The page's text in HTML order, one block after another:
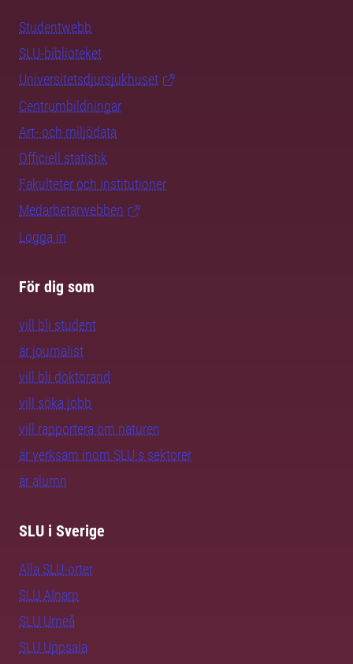
Studentwebb
SLU-biblioteket
Universitetsdjursjukhuset
Centrumbildningar
Art- och miljödata
Officiell statistik
Fakulteter och institutioner
Medarbetarwebben
Logga in
För dig som
vill bli student
är journalist
vill bli doktorand
vill söka jobb
vill rapportera om naturen
är verksam inom SLU:s sektorer
är alumn
SLU i Sverige
Alla SLU-orter
SLU Alnarp
SLU Umeå
SLU Uppsala